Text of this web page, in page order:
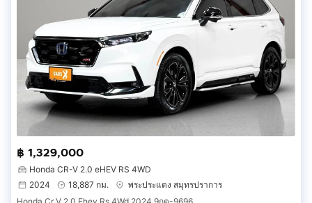
฿ 1,329,000
Honda CR-V 2.0 eHEV RS 4WD
2024
18,887 กม.
พระประแดง สมุทรปราการ